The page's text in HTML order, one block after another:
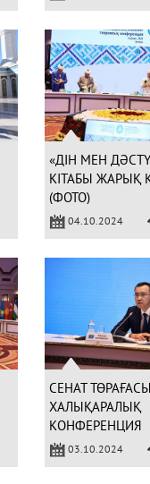
«ДІН МЕН
КІТАБЫ ЖАРЫҚ
(ФОТО)
04.10.2024
СЕНАТ ТӨРАҒАСЫ
ХАЛЫҚАРАЛЫҚ
КОНФЕРЕНЦИЯ
ҚҰТТЫҚТАДЫ
03.10.2024